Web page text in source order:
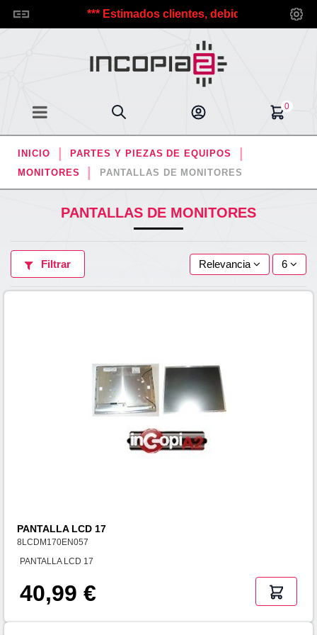
*** Estimados clientes, debido a las
0
INICIO
PARTES Y PIEZAS DE EQUIPOS
MONITORES
PANTALLAS DE MONITORES
PANTALLAS DE MONITORES
Filtrar Relevancia 6
PANTALLA LCD 17
8LCDM170EN057
PANTALLA LCD 17
40,99 €